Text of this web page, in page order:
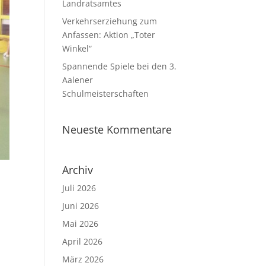
Landratsamtes
Verkehrserziehung zum
Anfassen: Aktion „Toter
Winkel“
Spannende Spiele bei den 3.
Aalener
Schulmeisterschaften
Neueste Kommentare
Archiv
Juli 2026
Juni 2026
Mai 2026
April 2026
März 2026